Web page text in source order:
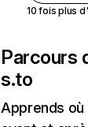
10 fois plus
Parcours
s.to
Apprends